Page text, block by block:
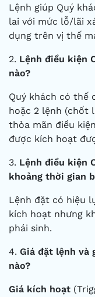
Lệnh giúp Quý
lai với mức lỗ/lãi
dụng trên vị thế
2. Lệnh điều kiện
nào?
Quý khách có thế
hoặc 2 lệnh (chốt
thỏa mãn điều
được kích hoạt
3. Lệnh điều kiện
khoảng thời gian
Lệnh đặt có hiệu
kích hoạt nhưng
phái sinh.
4. Giá đặt lệnh và
nào?
Giá kích hoạt